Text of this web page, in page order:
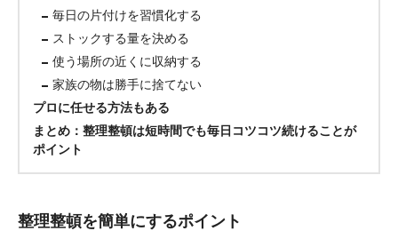
毎日の片付けを習慣化する
ストックする量を決める
使う場所の近くに収納する
家族の物は勝手に捨てない
プロに任せる方法もある
まとめ：整理整頓は短時間でも毎日コツコツ続けることが
ポイント
整理整頓を簡単にするポイント